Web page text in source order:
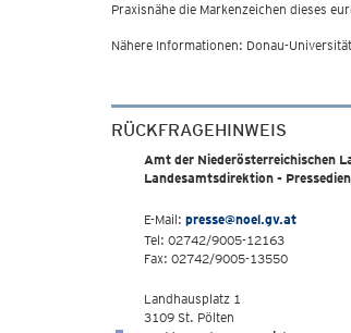
Praxisnähe die Markenzeichen dieses
Nähere Informationen: Donau-
RÜCKFRAGEHINWEIS
Amt der Niederösterreichischen
Landesamtsdirektion -
E-Mail: presse@noel.gv.at
Tel: 02742/9005-12163
Fax: 02742/9005-13550
Landhausplatz 1
3109 St. Pölten